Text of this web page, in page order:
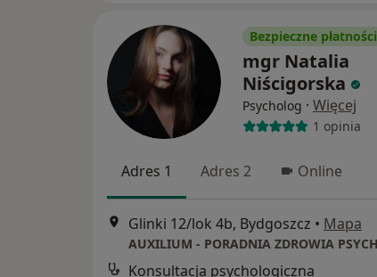
Bezpieczne płatności
mgr Natalia
Niścigorska
Psycholog · Więcej
1 opinia
Adres 1 Adres 2 Online
Glinki 12/lok 4b, Bydgoszcz • Mapa
Konsultacja psychologiczna